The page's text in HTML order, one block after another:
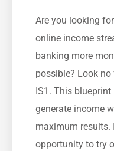
Are you looking
online income
banking more
possible? Look
IS1. This
generate income
maximum results.
opportunity to try